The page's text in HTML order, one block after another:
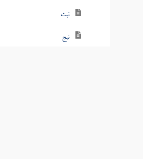
نبث
نبج